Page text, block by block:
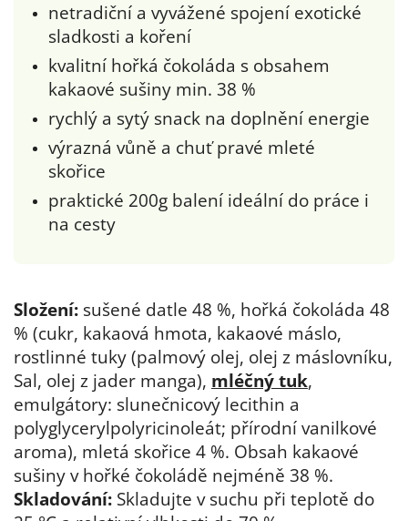
netradiční a vyvážené spojení exotické
sladkosti a koření
kvalitní hořká čokoláda s obsahem
kakaové sušiny min. 38 %
rychlý a sytý snack na doplnění energie
výrazná vůně a chuť pravé mleté
skořice
praktické 200g balení ideální do práce i
na cesty
Složení: sušené datle 48 %, hořká čokoláda 48
% (cukr, kakaová hmota, kakaové máslo,
rostlinné tuky (palmový olej, olej z máslovníku,
Sal, olej z jader manga), mléčný tuk,
emulgátory: slunečnicový lecithin a
polyglycerylpolyricinoleát; přírodní vanilkové
aroma), mletá skořice 4 %. Obsah kakaové
sušiny v hořké čokoládě nejméně 38 %.
Skladování: Skladujte v suchu při teplotě do